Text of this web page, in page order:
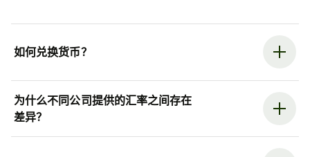
如何兑换货币？
为什么不同公司提供的汇率之间存在
差异？